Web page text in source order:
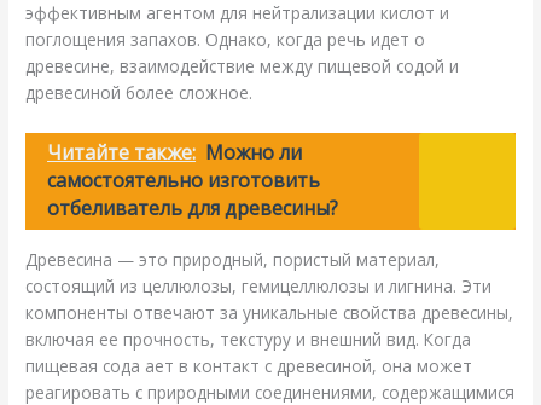
эффективным агентом для нейтрализации кислот и
поглощения запахов. Однако, когда речь идет о
древесине, взаимодействие между пищевой содой и
древесиной более сложное.
Читайте также: Можно ли
самостоятельно изготовить
отбеливатель для древесины?
Древесина — это природный, пористый материал,
состоящий из целлюлозы, гемицеллюлозы и лигнина. Эти
компоненты отвечают за уникальные свойства древесины,
включая ее прочность, текстуру и внешний вид. Когда
пищевая сода ает в контакт с древесиной, она может
реагировать с природными соединениями, содержащимися